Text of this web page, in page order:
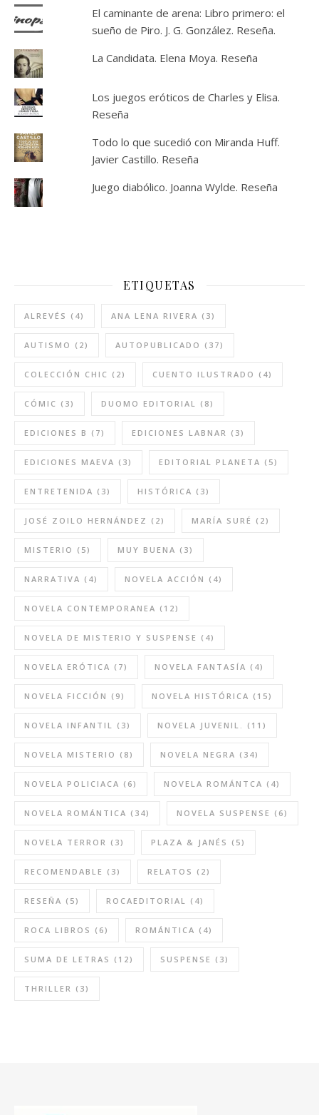
El caminante de arena: Libro primero: el
sueño de Piro. J. G. González. Reseña.
La Candidata. Elena Moya. Reseña
Los juegos eróticos de Charles y Elisa.
Reseña
Todo lo que sucedió con Miranda Huff.
Javier Castillo. Reseña
Juego diabólico. Joanna Wylde. Reseña
ETIQUETAS
ALREVÉS (4) ANA LENA RIVERA (3)
AUTISMO (2) AUTOPUBLICADO (37)
COLECCIÓN CHIC (2) CUENTO ILUSTRADO (4)
CÓMIC (3) DUOMO EDITORIAL (8)
EDICIONES B (7) EDICIONES LABNAR (3)
EDICIONES MAEVA (3) EDITORIAL PLANETA (5)
ENTRETENIDA (3) HISTÓRICA (3)
JOSÉ ZOILO HERNÁNDEZ (2) MARÍA SURÉ (2)
MISTERIO (5) MUY BUENA (3)
NARRATIVA (4) NOVELA ACCIÓN (4)
NOVELA CONTEMPORANEA (12)
NOVELA DE MISTERIO Y SUSPENSE (4)
NOVELA ERÓTICA (7) NOVELA FANTASÍA (4)
NOVELA FICCIÓN (9) NOVELA HISTÓRICA (15)
NOVELA INFANTIL (3) NOVELA JUVENIL. (11)
NOVELA MISTERIO (8) NOVELA NEGRA (34)
NOVELA POLICIACA (6) NOVELA ROMÁNTCA (4)
NOVELA ROMÁNTICA (34) NOVELA SUSPENSE (6)
NOVELA TERROR (3) PLAZA & JANÉS (5)
RECOMENDABLE (3) RELATOS (2)
RESEÑA (5) ROCAEDITORIAL (4)
ROCA LIBROS (6) ROMÁNTICA (4)
SUMA DE LETRAS (12) SUSPENSE (3)
THRILLER (3)